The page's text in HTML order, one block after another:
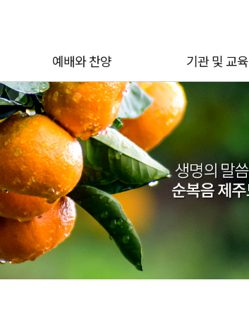
예배와 찬양 기관 및 교육